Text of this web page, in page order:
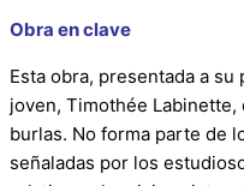
Obra en clave
Esta obra, presentada a
joven, Timothée
burlas. No forma parte de
señaladas por los